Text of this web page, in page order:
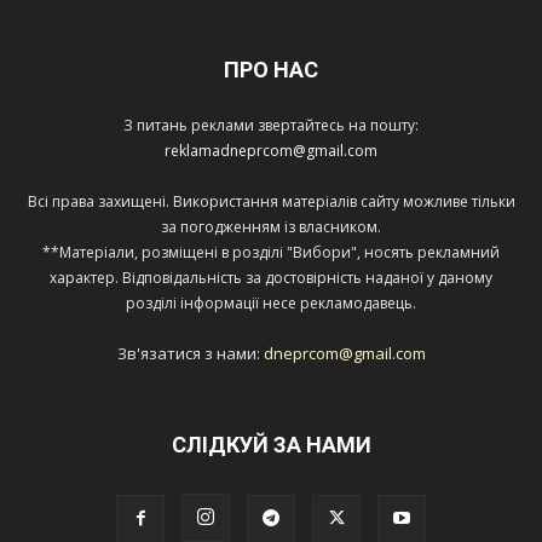
ПРО НАС
З питань реклами звертайтесь на пошту:
reklamadneprcom@gmail.com
Всі права захищені. Використання матеріалів сайту можливе тільки
за погодженням із власником.
**Матеріали, розміщені в розділі "Вибори", носять рекламний
характер. Відповідальність за достовірність наданої у даному
розділі інформації несе рекламодавець.
Зв'язатися з нами: dneprcom@gmail.com
СЛІДКУЙ ЗА НАМИ